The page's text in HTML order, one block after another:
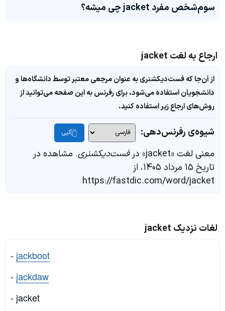
سوم‌شخص مفرد jacket چی میشه؟
ارجاع به لغت jacket
از آن‌جا که فست‌دیکشنری به عنوان مرجعی معتبر توسط دانشگاه‌ها و
دانشجویان استفاده می‌شود، برای رفرنس به این صفحه می‌توانید از
روش‌های ارجاع زیر استفاده کنید.
شیوه‌ی رفرنس‌دهی: کپی
معنی لغت «jacket» در فست‌دیکشنری. مشاهده در
تاریخ ۱۵ مرداد ۱۴۰۵، از
https://fastdic.com/word/jacket
لغات نزدیک jacket
- jackboot
- jackdaw
- jacket